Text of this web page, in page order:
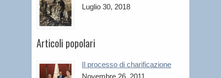
Luglio 30, 2018
Articoli popolari
Il processo di charificazione